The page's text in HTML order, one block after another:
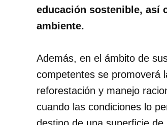
educación sostenible, así
ambiente.
Además, en el ámbito de
competentes se promoverá
reforestación y manejo
cuando las condiciones lo